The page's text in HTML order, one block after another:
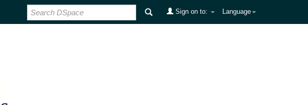
Language
Sign on to: